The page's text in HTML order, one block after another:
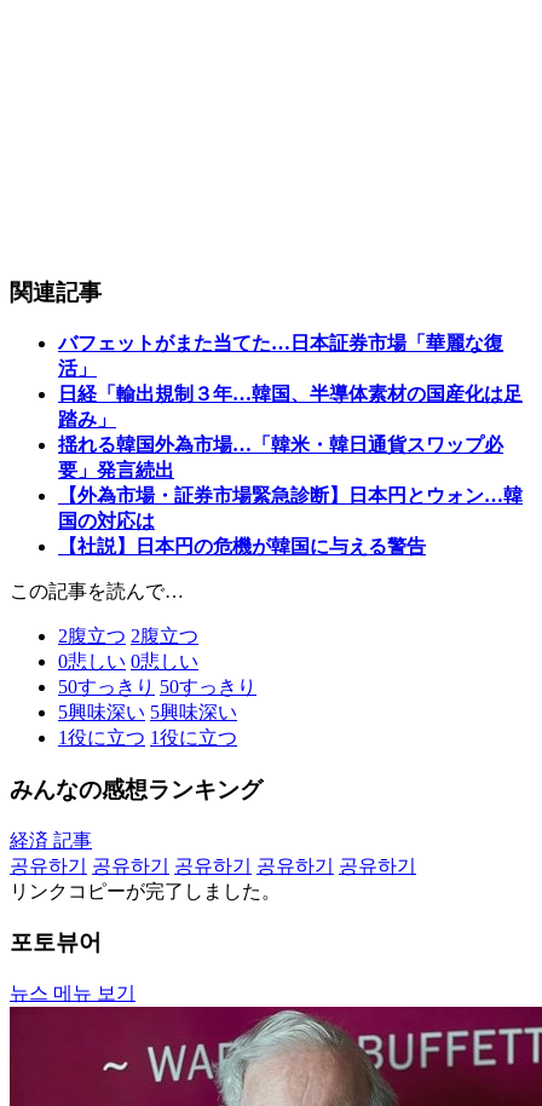
関連記事
バフェットがまた当てた…日本証券市場「華麗な復
活」
日経「輸出規制３年…韓国、半導体素材の国産化は足
踏み」
揺れる韓国外為市場…「韓米・韓日通貨スワップ必
要」発言続出
【外為市場・証券市場緊急診断】日本円とウォン…韓
国の対応は
【社説】日本円の危機が韓国に与える警告
この記事を読んで…
2腹立つ 2腹立つ
0悲しい 0悲しい
50すっきり 50すっきり
5興味深い 5興味深い
1役に立つ 1役に立つ
みんなの感想ランキング
経済 記事
공유하기
공유하기 공유하기 공유하기
공유하기
リンクコピーが完了しました。
포토뷰어
뉴스 메뉴 보기